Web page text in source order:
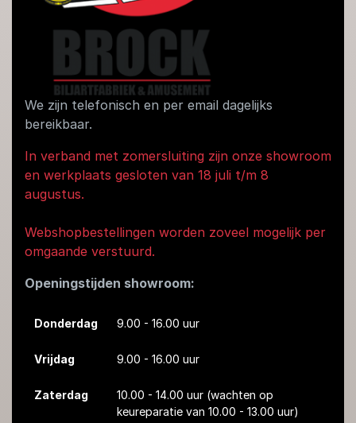
We zijn telefonisch en per email dagelijks
bereikbaar.
In verband met zomersluiting zijn onze showroom
en werkplaats gesloten van 18 juli t/m 8
augustus.
Webshopbestellingen worden zoveel mogelijk per
omgaande verstuurd.
Openingstijden showroom:
Donderdag 9.00 - 16.00 uur
Vrijdag 9.00 - 16.00 uur
Zaterdag 10.00 - 14.00 uur (wachten op
keureparatie van 10.00 - 13.00 uur)